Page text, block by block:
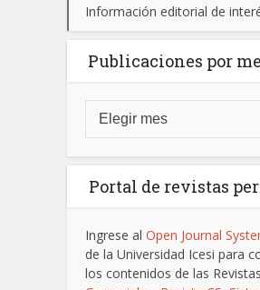
Información editorial de
Publicaciones por
Portal de revistas
Ingrese al Open Journal
de la Universidad Icesi para
los contenidos de las Revistas